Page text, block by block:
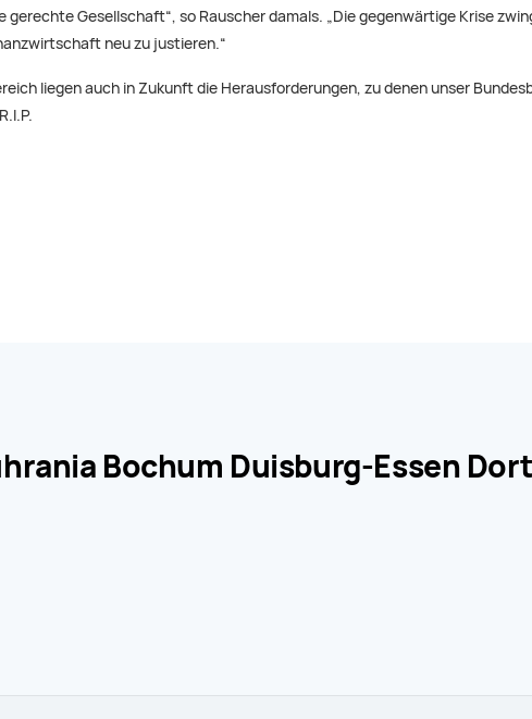
gerechte Gesellschaft“, so Rauscher damals. „Die gegenwärtige Krise
neu zu justieren.“
liegen auch in Zukunft die Herausforderungen, zu denen unser
Bochum Duisburg-Essen